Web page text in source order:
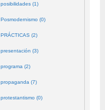
posibilidades (1)
Posmodernismo (0)
PRÁCTICAS (2)
presentación (3)
programa (2)
propaganda (7)
protestantismo (0)